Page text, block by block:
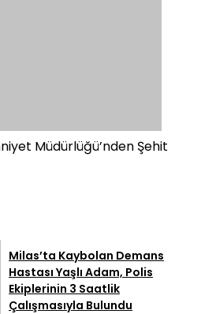
Müdürlüğü’nden Şehit
Milas’ta Kaybolan Demans
Hastası Yaşlı Adam, Polis
Ekiplerinin 3 Saatlik
Çalışmasıyla Bulundu